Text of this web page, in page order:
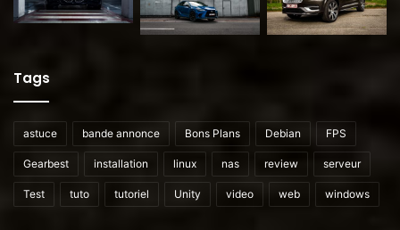
Tags
astuce bande annonce Bons Plans Debian FPS
Gearbest installation linux nas review serveur
Test tuto tutoriel Unity video web windows